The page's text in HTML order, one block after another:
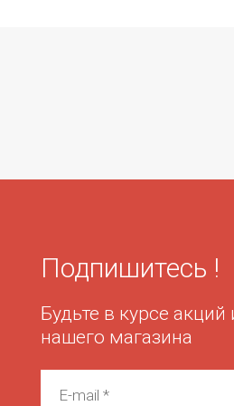
Подпишитесь !
Будьте в курсе
нашего магазина